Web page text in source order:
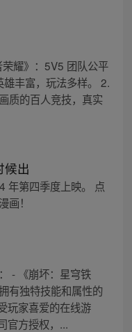
耀》：5V5 团队公平
丰富，玩法多样。 2.
质的百人竞技，真实
候出
年第四季度上映。 点
画！
- 《崩坏：星穹铁
有独特技能和属性的
玩家喜爱的在线游
官方授权，...